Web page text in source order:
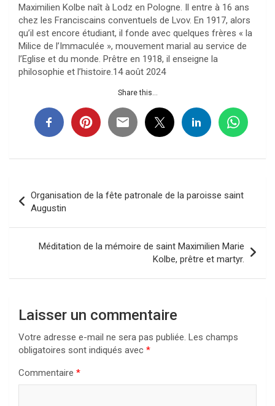
Maximilien Kolbe naît à Lodz en Pologne. Il entre à 16 ans
chez les Franciscains conventuels de Lvov. En 1917, alors
qu’il est encore étudiant, il fonde avec quelques frères « la
Milice de l’Immaculée », mouvement marial au service de
l’Eglise et du monde. Prêtre en 1918, il enseigne la
philosophie et l’histoire.14 août 2024
Share this...
de
l’article
Organisation de la fête patronale de la paroisse saint
Augustin
Méditation de la mémoire de saint Maximilien Marie
Kolbe, prêtre et martyr.
Laisser un commentaire
Votre adresse e-mail ne sera pas publiée. Les champs
obligatoires sont indiqués avec *
Commentaire *